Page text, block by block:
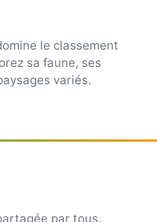
le classement
sa faune, ses
variés.
par tous.